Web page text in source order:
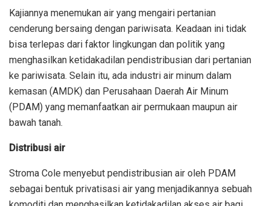
Kajiannya menemukan air yang mengairi pertanian
cenderung bersaing dengan pariwisata. Keadaan ini tidak
bisa terlepas dari faktor lingkungan dan politik yang
menghasilkan ketidakadilan pendistribusian dari pertanian
ke pariwisata. Selain itu, ada industri air minum dalam
kemasan (AMDK) dan Perusahaan Daerah Air Minum
(PDAM) yang memanfaatkan air permukaan maupun air
bawah tanah.
Distribusi air
Stroma Cole menyebut pendistribusian air oleh PDAM
sebagai bentuk privatisasi air yang menjadikannya sebuah